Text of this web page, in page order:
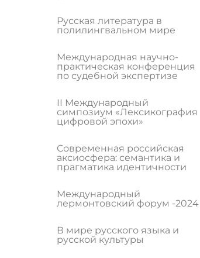
Русская литература в
полилингвальном мире
Международная научно-
практическая конференция
по судебной экспертизе
II Международный
симпозиум «Лексикография
цифровой эпохи»
Современная российская
аксиосфера: семантика и
прагматика идентичности
Международный
лермонтовский форум -2024
В мире русского языка и
русской культуры